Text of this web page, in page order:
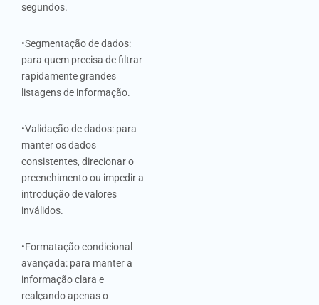
segundos.
•Segmentação de dados:
para quem precisa de filtrar
rapidamente grandes
listagens de informação.
•Validação de dados: para
manter os dados
consistentes, direcionar o
preenchimento ou impedir a
introdução de valores
inválidos.
•Formatação condicional
avançada: para manter a
informação clara e
realçando apenas o